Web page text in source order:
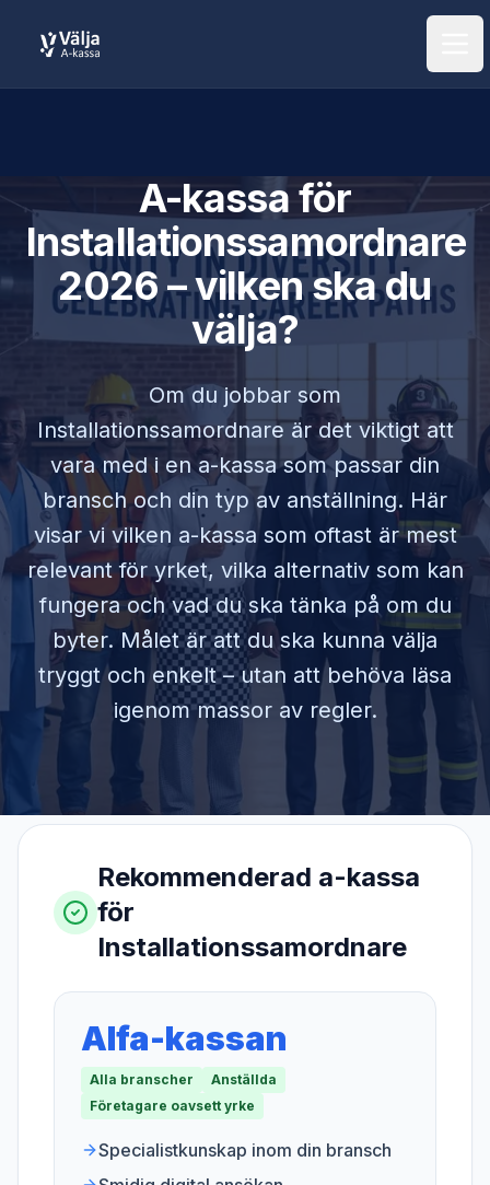
A-kassa för
Installationssamordnare
2026 – vilken ska du
välja?
Om du jobbar som
Installationssamordnareär det viktigt att
vara med i en a-kassa som passar din
bransch och din typ av anställning. Här
visar vi vilken a-kassa som oftast är mest
relevant för yrket, vilka alternativ som kan
fungera och vad du ska tänka på om du
byter. Målet är att du ska kunna välja
tryggt och enkelt – utan att behöva läsa
igenom massor av regler.
Rekommenderad a-kassa
för
Installationssamordnare
Alfa-kassan
Alla branscher
Anställda
Företagare oavsett yrke
Specialistkunskap inom din bransch